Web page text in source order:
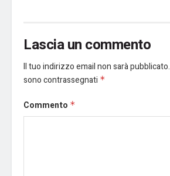
Lascia un commento
Il tuo indirizzo email non sarà pubblicato.
sono contrassegnati *
Commento *